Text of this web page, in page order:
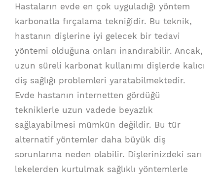
Hastaların evde en çok uyguladığı yöntem
karbonatla fırçalama tekniğidir. Bu teknik,
hastanın dişlerine iyi gelecek bir tedavi
yöntemi olduğuna onları inandırabilir. Ancak,
uzun süreli karbonat kullanımı dişlerde kalıcı
diş sağlığı problemleri yaratabilmektedir.
Evde hastanın internetten gördüğü
tekniklerle uzun vadede beyazlık
sağlayabilmesi mümkün değildir. Bu tür
alternatif yöntemler daha büyük diş
sorunlarına neden olabilir. Dişlerinizdeki sarı
lekelerden kurtulmak sağlıklı yöntemlerle